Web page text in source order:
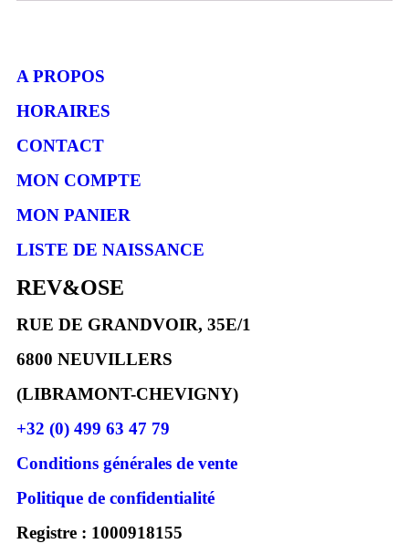
A PROPOS
HORAIRES
CONTACT
MON COMPTE
MON PANIER
LISTE DE NAISSANCE
REV&OSE
RUE DE GRANDVOIR, 35E/1
6800 NEUVILLERS
(LIBRAMONT-CHEVIGNY)
+32 (0) 499 63 47 79
Conditions générales de vente
Politique de confidentialité
Registre : 1000918155